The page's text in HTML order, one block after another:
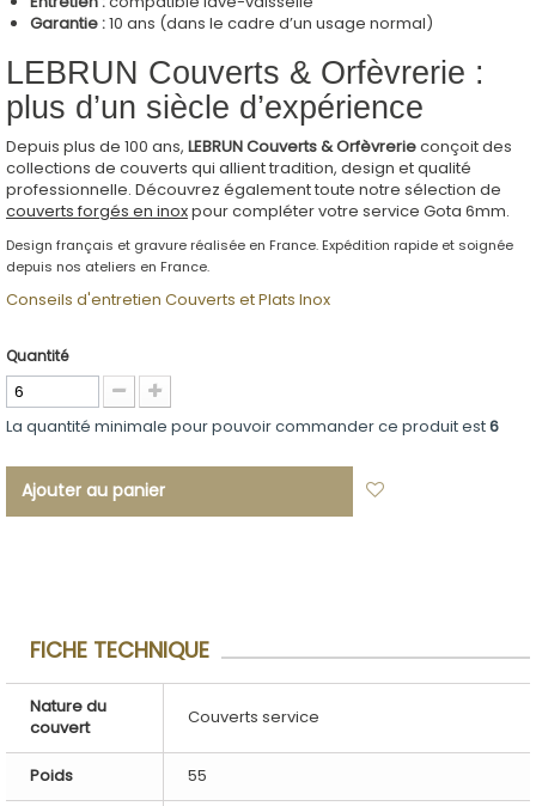
Garantie :10 ans (dans le cadre d’un usage normal)
LEBRUN Couverts & Orfèvrerie :
plus d’un siècle d’expérience
Depuis plus de 100 ans, LEBRUN Couverts & Orfèvrerieconçoit des
collections de couverts qui allient tradition, design et qualité
professionnelle. Découvrez également toute notre sélection de
couverts forgés en inoxpour compléter votre service Gota 6mm.
Design français et gravure réalisée en France. Expédition rapide et soignée
depuis nos ateliers en France.
Conseils d'entretien Couverts et Plats Inox
Quantité
La quantité minimale pour pouvoir commander ce produit est6
Ajouter au panier
FICHE TECHNIQUE
Nature du
couvert
Couverts service
Poids 55